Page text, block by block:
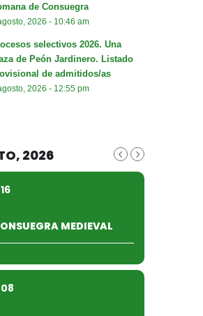
de Consuegra
2026 - 10:46 am
selectivos 2026. Una
de Peón Jardinero. Listado
de admitidos/as
2026 - 12:55 pm
2026
16
MEDIEVAL
08